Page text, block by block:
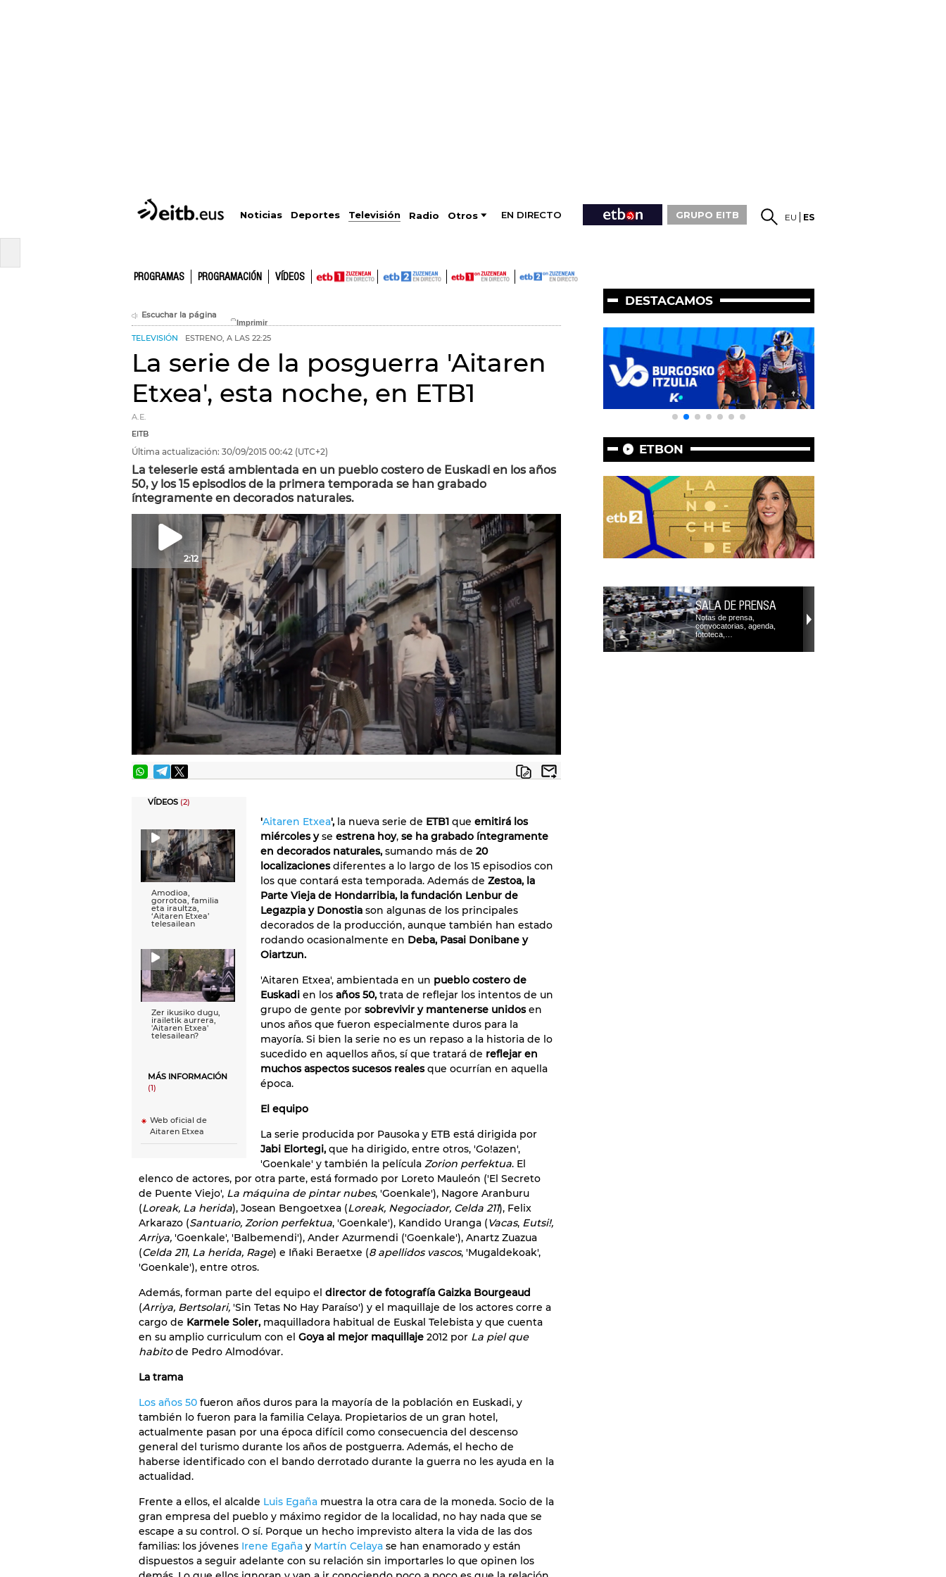
Noticias Deportes Televisión Radio Otros EN DIRECTO GRUPO EITB EU ES
PROGRAMAS PROGRAMACIÓN VÍDEOS
Escuchar la página
TELEVISIÓN ESTRENO, A LAS 22:25
La serie de la posguerra 'Aitaren
Etxea', esta noche, en ETB1
A.E.
EITB
Última actualización: 30/09/2015 00:42 (UTC+2)
La teleserie está ambientada en un pueblo costero de Euskadi en los años
50, y los 15 episodios de la primera temporada se han grabado
íntegramente en decorados naturales.
2:12
VÍDEOS (2)
Amodioa,
gorrotoa, familia
eta iraultza,
‘Aitaren Etxea’
telesailean
Zer ikusiko dugu,
irailetik aurrera,
'Aitaren Etxea'
telesailean?
MÁS INFORMACIÓN
(1)
Web oficial de
Aitaren Etxea
'Aitaren Etxea', la nueva serie de ETB1 que emitirá los
miércoles yse estrena hoy, se ha grabado íntegramente
en decorados naturales, sumando más de 20
localizacionesdiferentes a lo largo de los 15 episodios con
los que contará esta temporada. Además de Zestoa, la
Parte Vieja de Hondarribia, la fundación Lenbur de
Legazpia y Donostia son algunas de los principales
decorados de la producción, aunque también han estado
rodando ocasionalmente en Deba, Pasai Donibane y
Oiartzun.
'Aitaren Etxea', ambientada en un pueblo costero de
Euskadi en los años 50, trata de reflejar los intentos de un
grupo de gente por sobrevivir y mantenerse unidosen
unos años que fueron especialmente duros para la
mayoría. Si bien la serie no es un repaso a la historia de lo
sucedido en aquellos años, sí que tratará de reflejar en
muchos aspectos sucesos realesque ocurrían en aquella
época.
El equipo
La serie producida por Pausoka y ETB está dirigida por
Jabi Elortegi, que ha dirigido, entre otros, 'Go!azen',
'Goenkale' y también la película Zorion perfektua. El
elenco de actores, por otra parte, está formado por Loreto Mauleón ('El Secreto
de Puente Viejo', La máquina de pintar nubes, 'Goenkale'), Nagore Aranburu
(Loreak, La herida), Josean Bengoetxea (Loreak, Negociador, Celda 211), Felix
Arkarazo (Santuario, Zorion perfektua, 'Goenkale'), Kandido Uranga (Vacas, Eutsi!,
Arriya, 'Goenkale', 'Balbemendi'), Ander Azurmendi ('Goenkale'), Anartz Zuazua
(Celda 211, La herida, Rage) e Iñaki Beraetxe (8 apellidos vascos, 'Mugaldekoak',
'Goenkale'), entre otros.
Además, forman parte del equipo el director de fotografía Gaizka Bourgeaud
(Arriya, Bertsolari, 'Sin Tetas No Hay Paraíso') y el maquillaje de los actores corre a
cargo de Karmele Soler, maquilladora habitual de Euskal Telebista y que cuenta
en su amplio curriculum con el Goya al mejor maquillaje 2012 por La piel que
habitode Pedro Almodóvar.
La trama
Los años 50 fueron años duros para la mayoría de la población en Euskadi, y
también lo fueron para la familia Celaya. Propietarios de un gran hotel,
actualmente pasan por una época difícil como consecuencia del descenso
general del turismo durante los años de postguerra. Además, el hecho de
haberse identificado con el bando derrotado durante la guerra no les ayuda en la
actualidad.
Frente a ellos, el alcalde Luis Egaña muestra la otra cara de la moneda. Socio de la
gran empresa del pueblo y máximo regidor de la localidad, no hay nada que se
escape a su control. O sí. Porque un hecho imprevisto altera la vida de las dos
familias: los jóvenes Irene Egaña y Martín Celaya se han enamorado y están
dispuestos a seguir adelante con su relación sin importarles lo que opinen los
DESTACAMOS
ETBON
SALA DE PRENSA
Notas de prensa,
convocatorias, agenda,
fototeca,…